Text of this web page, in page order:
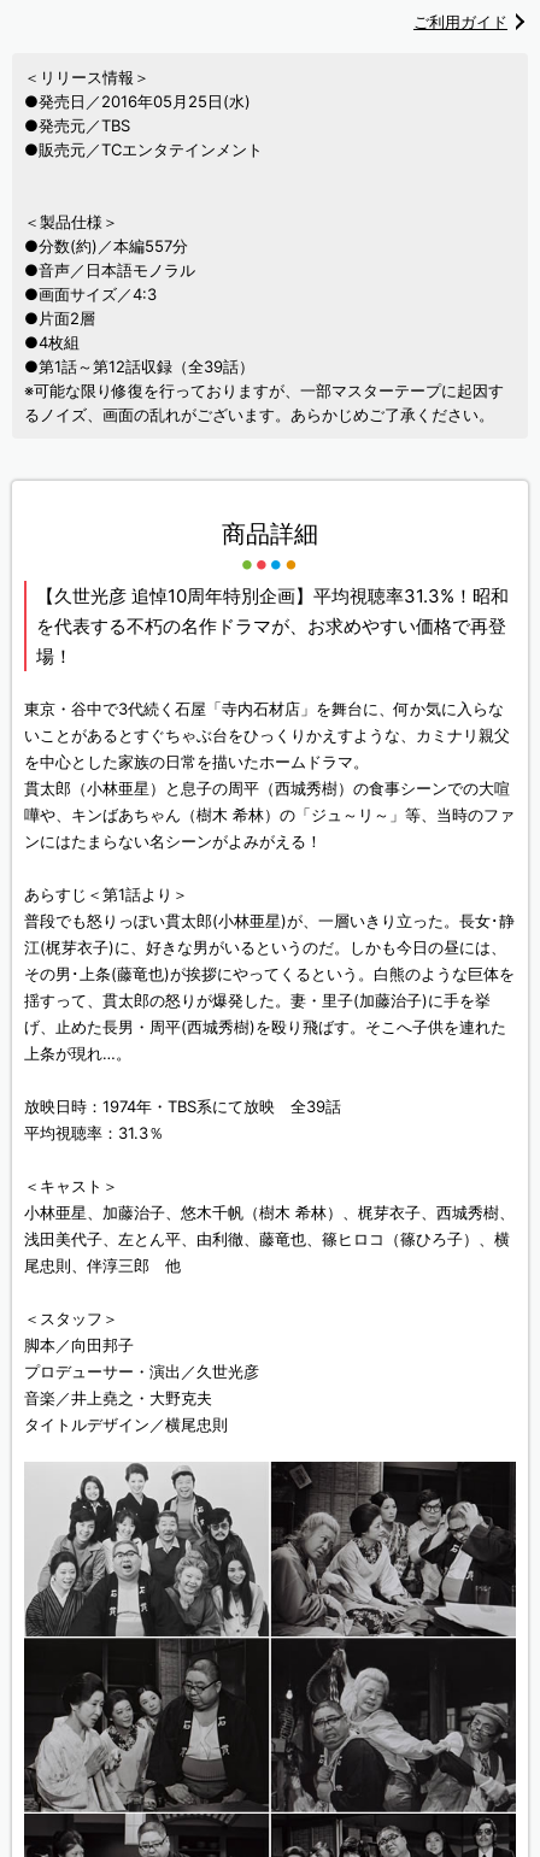
ご利用ガイド
＜リリース情報＞
●発売日／2016年05月25日(水)
●発売元／TBS
●販売元／TCエンタテインメント
＜製品仕様＞
●分数(約)／本編557分
●音声／日本語モノラル
●画面サイズ／4:3
●片面2層
●4枚組
●第1話～第12話収録（全39話）
※可能な限り修復を行っておりますが、一部マスターテープに起因す
るノイズ、画面の乱れがございます。あらかじめご了承ください。
商品詳細
【久世光彦 追悼10周年特別企画】平均視聴率31.3%！昭和
を代表する不朽の名作ドラマが、お求めやすい価格で再登
場！
東京・谷中で3代続く石屋「寺内石材店」を舞台に、何か気に入らな
いことがあるとすぐちゃぶ台をひっくりかえすような、カミナリ親父
を中心とした家族の日常を描いたホームドラマ。
貫太郎（小林亜星）と息子の周平（西城秀樹）の食事シーンでの大喧
嘩や、キンばあちゃん（樹木 希林）の「ジュ～リ～」等、当時のファ
ンにはたまらない名シーンがよみがえる！
あらすじ＜第1話より＞
普段でも怒りっぽい貫太郎(小林亜星)が、一層いきり立った。長女･静
江(梶芽衣子)に、好きな男がいるというのだ。しかも今日の昼には、
その男･上条(藤竜也)が挨拶にやってくるという。白熊のような巨体を
揺すって、貫太郎の怒りが爆発した。妻・里子(加藤治子)に手を挙
げ、止めた長男・周平(西城秀樹)を殴り飛ばす。そこへ子供を連れた
上条が現れ…。
放映日時：1974年・TBS系にて放映 全39話
平均視聴率：31.3％
＜キャスト＞
小林亜星、加藤治子、悠木千帆（樹木 希林）、梶芽衣子、西城秀樹、
浅田美代子、左とん平、由利徹、藤竜也、篠ヒロコ（篠ひろ子）、横
尾忠則、伴淳三郎 他
＜スタッフ＞
脚本／向田邦子
プロデューサー・演出／久世光彦
音楽／井上堯之・大野克夫
タイトルデザイン／横尾忠則